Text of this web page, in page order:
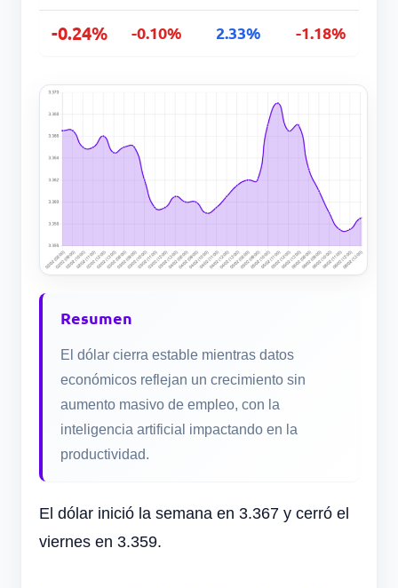
-0.24% -0.10% 2.33% -1.18%
Resumen
El dólar cierra estable mientras datos
económicos reflejan un crecimiento sin
aumento masivo de empleo, con la
inteligencia artificial impactando en la
productividad.
El dólar inició la semana en 3.367 y cerró el
viernes en 3.359.